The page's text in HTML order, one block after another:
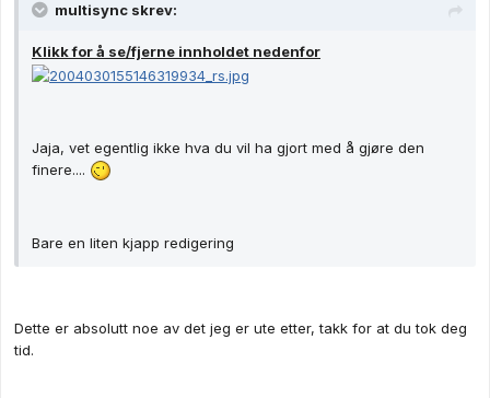
multisync skrev:
Klikk for å se/fjerne innholdet nedenfor
Jaja, vet egentlig ikke hva du vil ha gjort med å gjøre den
finere....
Bare en liten kjapp redigering
Dette er absolutt noe av det jeg er ute etter, takk for at du tok deg
tid.